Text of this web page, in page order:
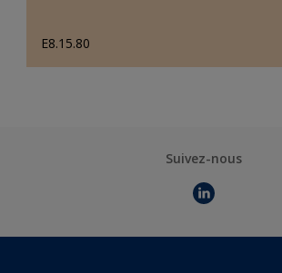
E8.15.80
Suivez-nous